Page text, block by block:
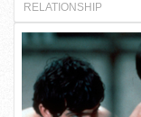
RELATIONSHIP